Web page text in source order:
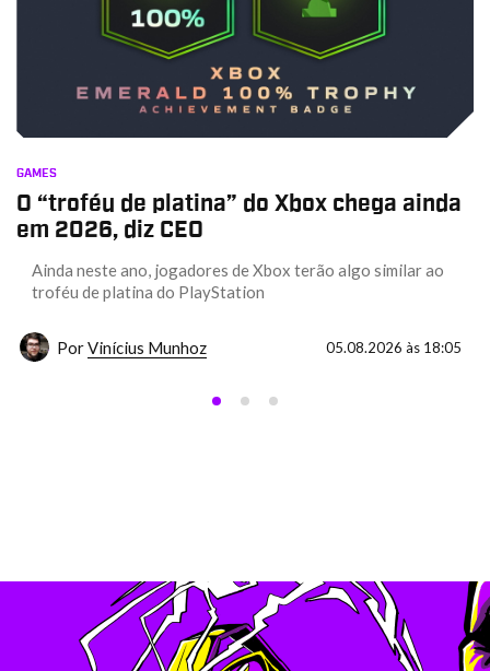
GAMES
O “troféu de platina” do Xbox chega ainda
em 2026, diz CEO
Ainda neste ano, jogadores de Xbox terão algo similar ao
troféu de platina do PlayStation
PorVinícius Munhoz 05.08.2026 às 18:05